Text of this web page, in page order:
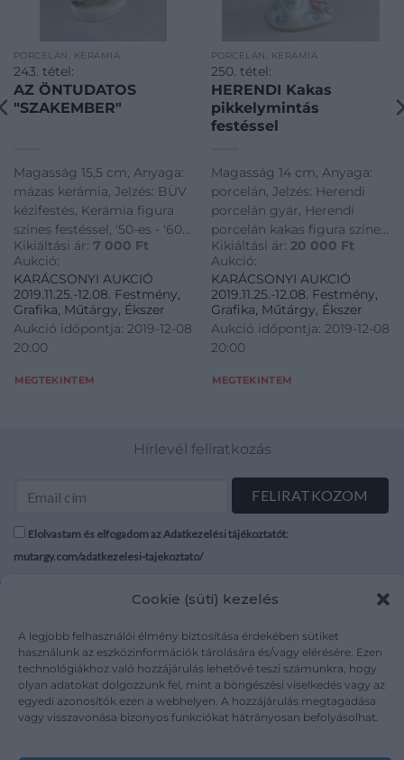
Cookie (süti) kezelés
A legjobb felhasználói élmény biztosítása érdekében sütiket
használunk az eszközinformációk tárolására és/vagy elérésére. Ezen
technológiákhoz való hozzájárulás lehetővé teszi számunkra, hogy
olyan adatokat dolgozzunk fel, mint a böngészési viselkedés vagy az
egyedi azonosítók ezen a webhelyen. A hozzájárulás megtagadása
vagy visszavonása bizonyos funkciókat hátrányosan befolyásolhat.
PORCELÁN, KERÁMIA
243. tétel:
AZ ÖNTUDATOS
"SZAKEMBER"
Magasság 15,5 cm, Anyaga:
mázas kerámia, Jelzés: BÜV
kézifestés, Kerámia figura
színes festéssel, '50-es - '60-
as évek terméke, eredeti
gyári etikett cédula
Kikiáltási ár: 7 000 Ft
Aukció:
KARÁCSONYI AUKCIÓ
2019.11.25.-12.08. Festmény,
Grafika, Műtárgy, Ékszer
Aukció időpontja: 2019-12-08
20:00
MEGTEKINTEM
PORCELÁN, KERÁMIA
250. tétel:
HERENDI Kakas
pikkelymintás
festéssel
Magasság 14 cm, Anyaga:
porcelán, Jelzés: Herendi
porcelán gyár, Herendi
porcelán kakas figura színes
pikkelymintás festéssel
Kikiáltási ár: 20 000 Ft
Aukció:
KARÁCSONYI AUKCIÓ
2019.11.25.-12.08. Festmény,
Grafika, Műtárgy, Ékszer
Aukció időpontja: 2019-12-08
20:00
MEGTEKINTEM
Hírlevél feliratkozás
Elolvastam és elfogadom az Adatkezelési tájékoztatót:
mutargy.com/adatkezelesi-tajekoztato/
Karrier
Kapcsolat
Áraink
Adatvédelem
Impresszum